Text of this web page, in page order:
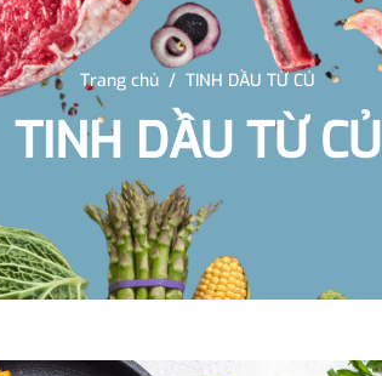
Trang chủ / TINH DẦU TỪ CỦ
TINH DẦU TỪ CỦ